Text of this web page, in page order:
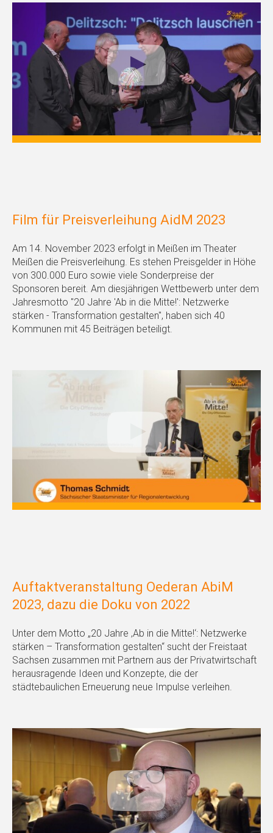
Film für Preisverleihung AidM 2023
Am 14. November 2023 erfolgt in Meißen im Theater
Meißen die Preisverleihung. Es stehen Preisgelder in Höhe
von 300.000 Euro sowie viele Sonderpreise der
Sponsoren bereit. Am diesjährigen Wettbewerb unter dem
Jahresmotto "20 Jahre 'Ab in die Mitte!': Netzwerke
stärken - Transformation gestalten", haben sich 40
Kommunen mit 45 Beiträgen beteiligt.
Auftaktveranstaltung Oederan AbiM
2023, dazu die Doku von 2022
Unter dem Motto „20 Jahre ‚Ab in die Mitte!‘: Netzwerke
stärken – Transformation gestalten“ sucht der Freistaat
Sachsen zusammen mit Partnern aus der Privatwirtschaft
herausragende Ideen und Konzepte, die der
städtebaulichen Erneuerung neue Impulse verleihen.